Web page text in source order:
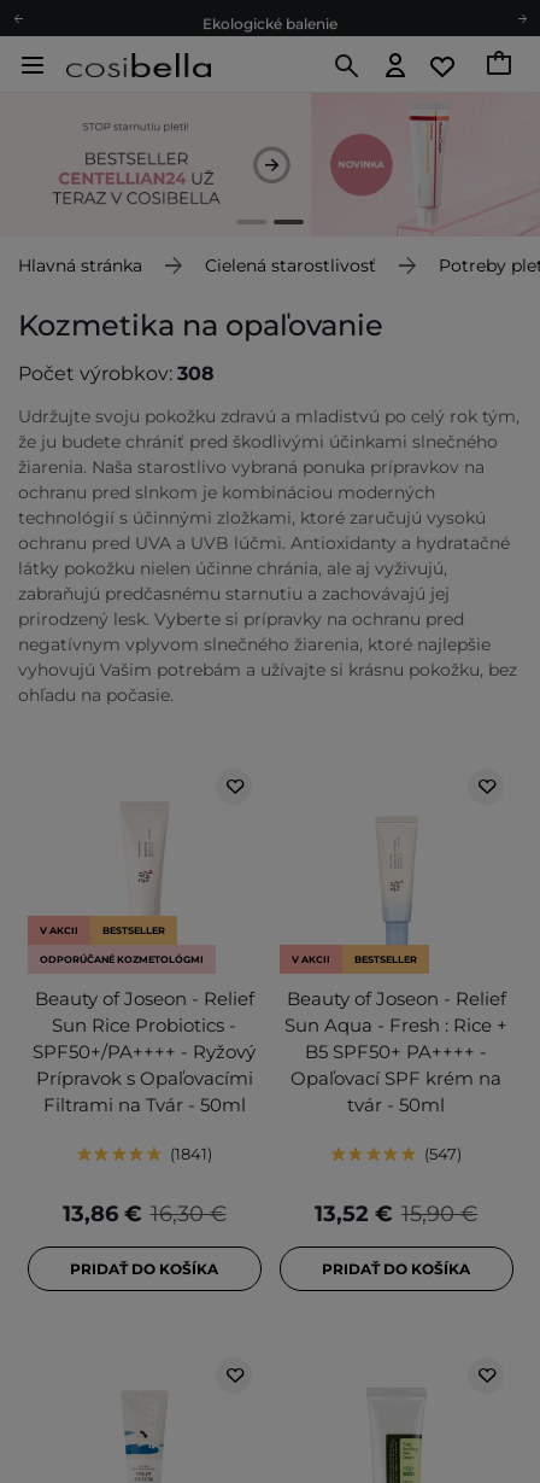
Ekologické balenie
Odmeňovací program
Ekologické balenie
Hlavná stránka Cielená starostlivosť Potreby
Kozmetika na opaľovanie
Počet výrobkov: 308
Udržujte svoju pokožku zdravú a mladistvú po celý rok tým,
že ju budete chrániť pred škodlivými účinkami slnečného
žiarenia. Naša starostlivo vybraná ponuka prípravkov na
ochranu pred slnkom je kombináciou moderných
technológií s účinnými zložkami, ktoré zaručujú vysokú
ochranu pred UVA a UVB lúčmi. Antioxidanty a hydratačné
látky pokožku nielen účinne chránia, ale aj vyživujú,
zabraňujú predčasnému starnutiu a zachovávajú jej
prirodzený lesk. Vyberte si prípravky na ochranu pred
negatívnym vplyvom slnečného žiarenia, ktoré najlepšie
vyhovujú Vašim potrebám a užívajte si krásnu pokožku, bez
ohľadu na počasie.
V AKCII BESTSELLER
ODPORÚČANÉ KOZMETOLÓGMI
Beauty of Joseon - Relief
Sun Rice Probiotics -
SPF50+/PA++++ - Ryžový
Prípravok s Opaľovacími
Filtrami na Tvár - 50ml
1841
16,30 €
13,86 €
PRIDAŤ DO KOŠÍKA
V AKCII BESTSELLER
Beauty of Joseon - Relief
Sun Aqua - Fresh : Rice +
B5 SPF50+ PA++++ -
Opaľovací SPF krém na
tvár - 50ml
547
15,90 €
13,52 €
PRIDAŤ DO KOŠÍKA